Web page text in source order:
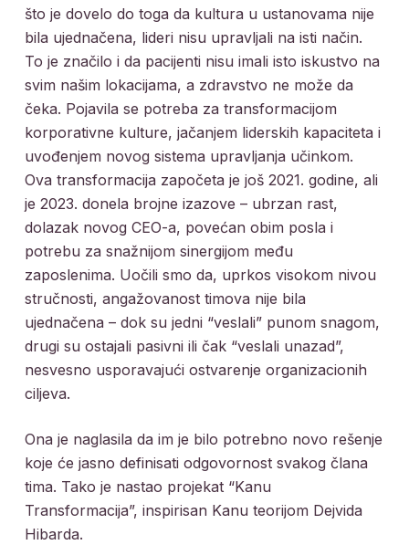
što je dovelo do toga da kultura u ustanovama nije
bila ujednačena, lideri nisu upravljali na isti način.
To je značilo i da pacijenti nisu imali isto iskustvo na
svim našim lokacijama, a zdravstvo ne može da
čeka. Pojavila se potreba za transformacijom
korporativne kulture, jačanjem liderskih kapaciteta i
uvođenjem novog sistema upravljanja učinkom.
Ova transformacija započeta je još 2021. godine, ali
je 2023. donela brojne izazove – ubrzan rast,
dolazak novog CEO-a, povećan obim posla i
potrebu za snažnijom sinergijom među
zaposlenima. Uočili smo da, uprkos visokom nivou
stručnosti, angažovanost timova nije bila
ujednačena – dok su jedni “veslali” punom snagom,
drugi su ostajali pasivni ili čak “veslali unazad”,
nesvesno usporavajući ostvarenje organizacionih
ciljeva.
Ona je naglasila da im je bilo potrebno novo rešenje
koje će jasno definisati odgovornost svakog člana
tima. Tako je nastao projekat “Kanu
Transformacija”, inspirisan Kanu teorijom Dejvida
Hibarda.